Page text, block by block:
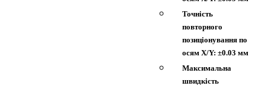
Точність
повторного
позиціонування по
осям X/Y: ±0.03 мм
Максимальна
швидкість